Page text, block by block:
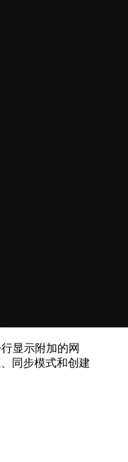
显示附加的网
同步模式和创建